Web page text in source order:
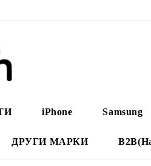
iPhone Samsung
ДРУГИ МАРКИ